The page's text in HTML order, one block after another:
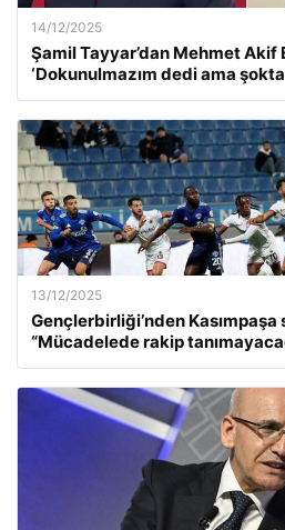
14/12/2025
Şamil Tayyar’dan Mehmet Akif
‘Dokunulmazım dedi ama
13/12/2025
Gençlerbirliği’nden Kasımpaşa
“Mücadelede rakip